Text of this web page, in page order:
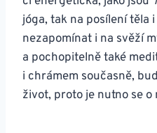
jóga, tak na posílení těla
nezapomínat i na svěží
a pochopitelně také
i chrámem současně,
život, proto je nutno se